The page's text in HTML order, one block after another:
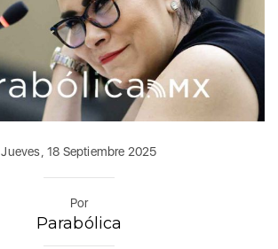
Jueves, 18 Septiembre 2025
Por
Parabólica